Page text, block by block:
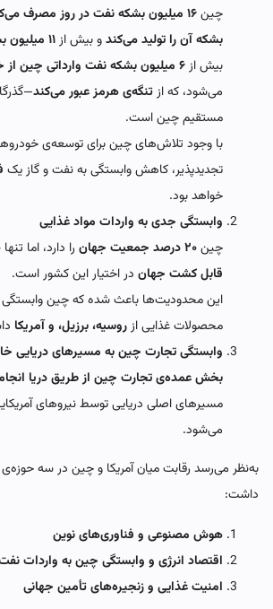
چین۱۶ میلیون بشکه نفت در روز مصرف می‌کند
بشکه آن را تولید می‌کندو بیش از۱۱ میلیون بشکه را وارد می‌کند
بیش از۶ میلیون بشکه نفت وارداتی چین از خاورمیانه
می‌شود، که ازتنگه‌ی هرمز عبور می‌کند
مستقیم چین است.
با وجود تلاش‌های چین برای توسعه‌ی
تجدیدپذیر، کاهش وابستگی به نفت و گاز یک
خواهد بود.
وابستگی جدی به واردات مواد غذایی
چین۲۰ درصد جمعیت جهان را دارد، اما تنها
قابل کشت جهان در اختیار این کشور است.
این محدودیت‌ها باعث شده که چین وابستگی
محصولات غذایی ازروسیه، برزیل، و آمریکا
وابستگی تجارت چین به مسیرهای دریایی
بخش عمده‌ی تجارت چین از طریق دریا
مسیرهای اصلی دریایی توسط نیروهای
می‌شود.
به‌نظر می‌رسد رقابت میان آمریکا و چین در سه
داشت:
هوش مصنوعی و فناوری‌های نوین
اقتصاد انرژی و وابستگی چین به واردات
امنیت غذایی و زنجیره‌های تأمین جهانی